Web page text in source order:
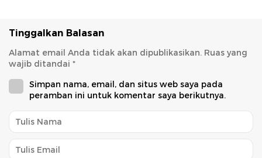
Tinggalkan Balasan
Alamat email Anda tidak akan dipublikasikan. Ruas yang
wajib ditandai *
Simpan nama, email, dan situs web saya pada
peramban ini untuk komentar saya berikutnya.